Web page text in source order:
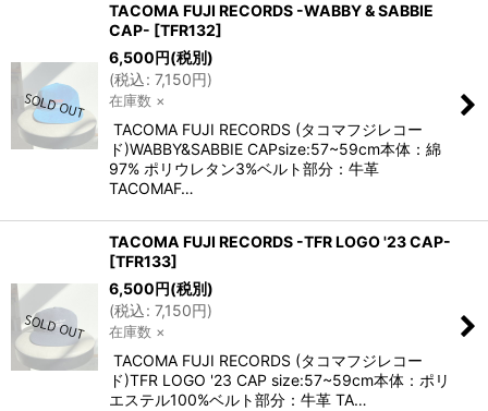
TACOMA FUJI RECORDS -WABBY & SABBIE
CAP- [TFR132]
6,500円(税別)
(税込: 7,150円)
在庫数 ×
TACOMA FUJI RECORDS (タコマフジレコー
ド)WABBY&SABBIE CAPsize:57~59cm本体：綿
97% ポリウレタン3%ベルト部分：牛革
TACOMAF…
TACOMA FUJI RECORDS -TFR LOGO '23 CAP-
[TFR133]
6,500円(税別)
(税込: 7,150円)
在庫数 ×
TACOMA FUJI RECORDS (タコマフジレコー
ド)TFR LOGO '23 CAP size:57~59cm本体：ポリ
エステル100%ベルト部分：牛革 TA…